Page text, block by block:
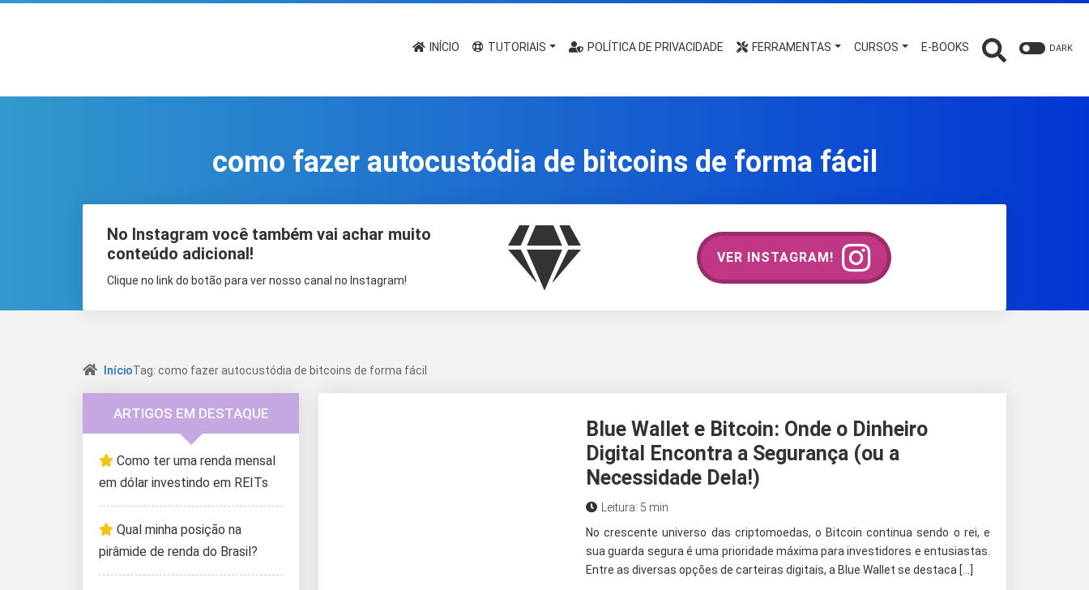
INÍCIO TUTORIAIS POLÍTICA DE PRIVACIDADE FERRAMENTAS CURSOS E-BOOKS DARK
como fazer autocustódia de bitcoins de forma fácil
No Instagram você também vai achar muito
conteúdo adicional!
Clique no link do botão para ver nosso canal no Instagram!
VER INSTAGRAM!
InícioTag: como fazer autocustódia de bitcoins de forma fácil
Blue Wallet e Bitcoin: Onde o Dinheiro
Digital Encontra a Segurança (ou a
Necessidade Dela!)
Leitura: 5 min
No crescente universo das criptomoedas, o Bitcoin continua sendo o rei, e
sua guarda segura é uma prioridade máxima para investidores e entusiastas.
Entre as diversas opções de carteiras digitais, a Blue Wallet se destaca […]
ARTIGOS EM DESTAQUE
Como ter uma renda mensal
em dólar investindo em REITs
Qual minha posição na
pirâmide de renda do Brasil?